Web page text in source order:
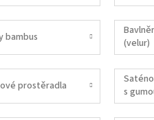
bambus
(velur)
prostěradla
s